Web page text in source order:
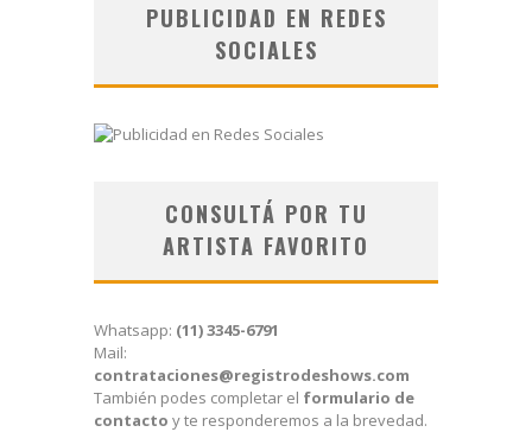
PUBLICIDAD EN REDES
SOCIALES
CONSULTÁ POR TU
ARTISTA FAVORITO
Whatsapp: (11) 3345-6791
Mail:
contrataciones@registrodeshows.com
También podes completar el formulario de
contacto y te responderemos a la brevedad.